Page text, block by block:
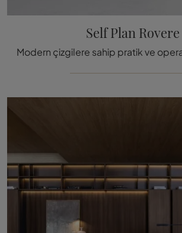
Self Plan Rovere